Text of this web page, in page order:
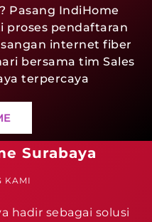
Pasang IndiHome
proses pendaftaran
internet fiber
bersama tim Sales
terpercaya
Surabaya
KAMI
hadir sebagai solusi